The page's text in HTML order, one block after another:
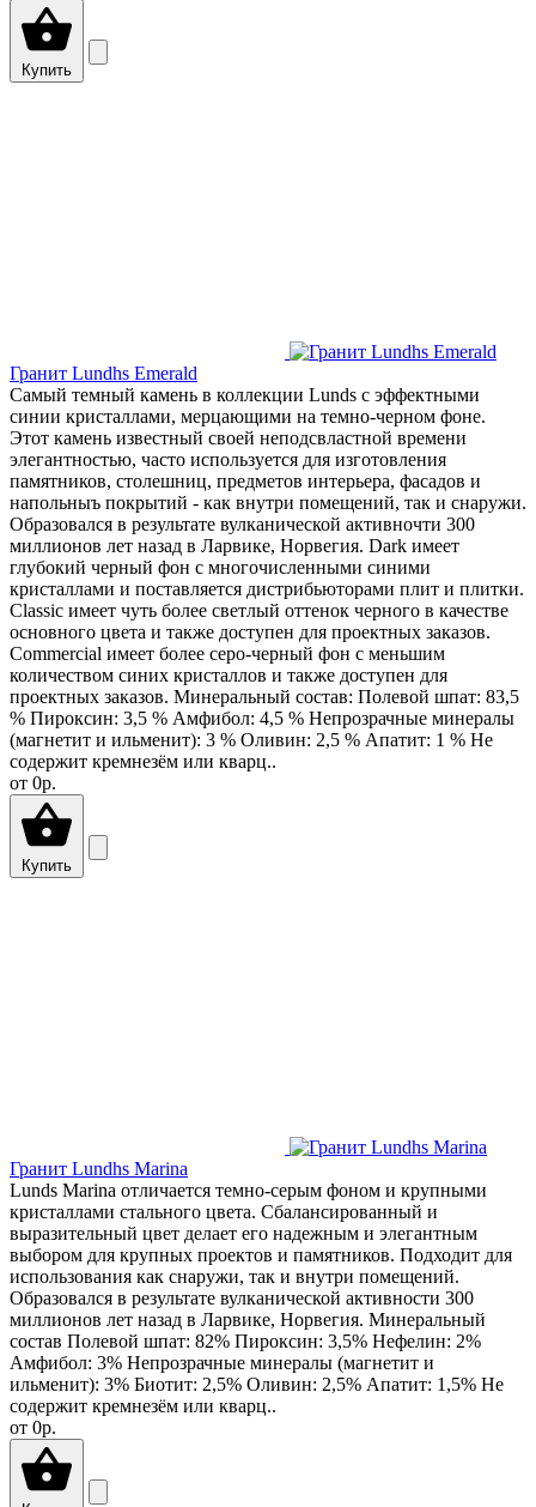
Купить
Гранит Lundhs Emerald
Самый темный камень в коллекции Lunds с эффектными
синии кристаллами, мерцающими на темно-черном фоне.
Этот камень известный своей неподсвластной времени
элегантностью, часто используется для изготовления
памятников, столешниц, предметов интерьера, фасадов и
напольныъ покрытий - как внутри помещений, так и снаружи.
Образовался в результате вулканической активночти 300
миллионов лет назад в Ларвике, Норвегия. Dark имеет
глубокий черный фон с многочисленными синими
кристаллами и поставляется дистрибьюторами плит и плитки.
Classic имеет чуть более светлый оттенок черного в качестве
основного цвета и также доступен для проектных заказов.
Commercial имеет более серо-черный фон с меньшим
количеством синих кристаллов и также доступен для
проектных заказов. Минеральный состав: Полевой шпат: 83,5
% Пироксин: 3,5 % Амфибол: 4,5 % Непрозрачные минералы
(магнетит и ильменит): 3 % Оливин: 2,5 % Апатит: 1 % Не
содержит кремнезём или кварц..
от 0р.
Купить
Гранит Lundhs Marina
Lunds Marina отличается темно-серым фоном и крупными
кристаллами стального цвета. Сбалансированный и
выразительный цвет делает его надежным и элегантным
выбором для крупных проектов и памятников. Подходит для
использования как снаружи, так и внутри помещений.
Образовался в результате вулканической активности 300
миллионов лет назад в Ларвике, Норвегия. Минеральный
состав Полевой шпат: 82% Пироксин: 3,5% Нефелин: 2%
Амфибол: 3% Непрозрачные минералы (магнетит и
ильменит): 3% Биотит: 2,5% Оливин: 2,5% Апатит: 1,5% Не
содержит кремнезём или кварц..
от 0р.